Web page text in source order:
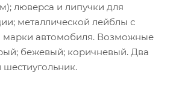
люверса и липучки для
металлической лейблы с
автомобиля. Возможные
бежевый; коричневый. Два